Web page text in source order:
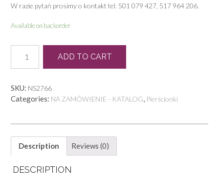
W razie pytań prosimy o kontakt tel. 501 079 427, 517 964 206.
Available on backorder
0968
quantity
ADD TO CART
SKU: NS2766
Categories: NA ZAMÓWIENIE - KATALOG, Pierścionki
Description Reviews (0)
DESCRIPTION